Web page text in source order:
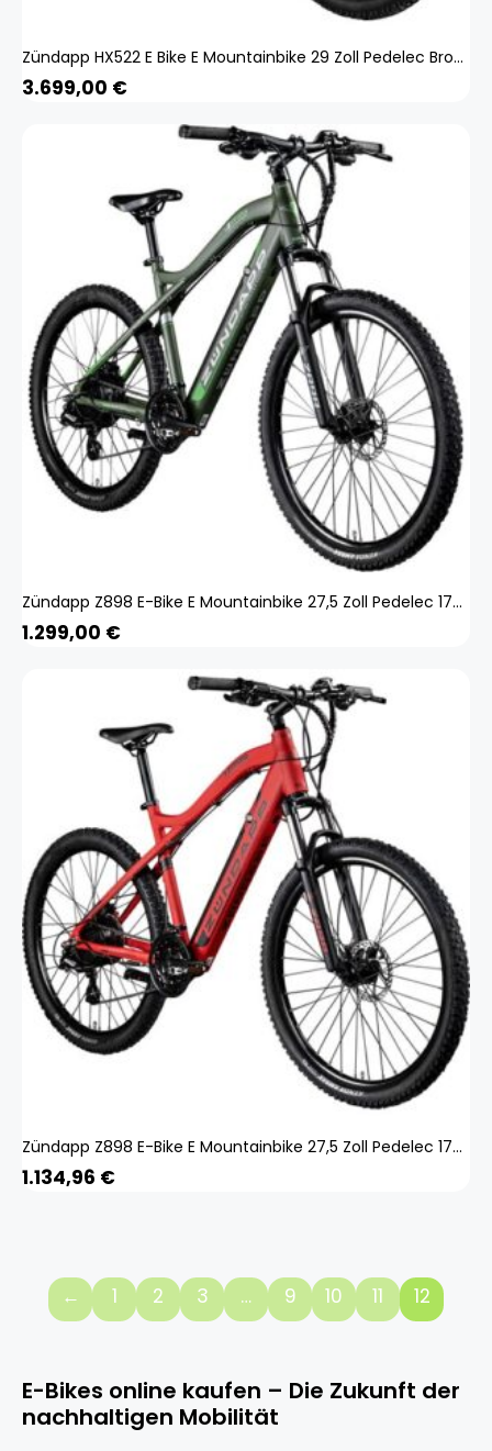
Zündapp HX522 E Bike E Mountainbike 29 Zoll Pedelec Brose Hardtail MTB 522 Wh
3.699,00 €
Zündapp Z898 E-Bike E Mountainbike 27,5 Zoll Pedelec 170 - 190 cm Hardtail MTB 24 Gang grün
1.299,00 €
Zündapp Z898 E-Bike E Mountainbike 27,5 Zoll Pedelec 170 - 190 cm Hardtail MTB 24 Gang rot
1.134,96 €
← 1 2 3 … 9 10 11 12
E-Bikes online kaufen – Die Zukunft der
nachhaltigen Mobilität